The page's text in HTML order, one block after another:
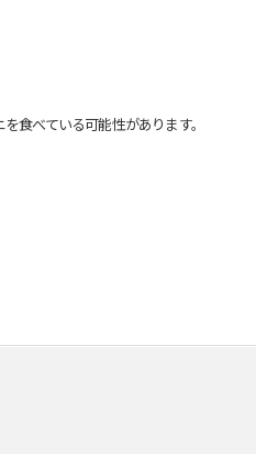
食べている可能性があります。